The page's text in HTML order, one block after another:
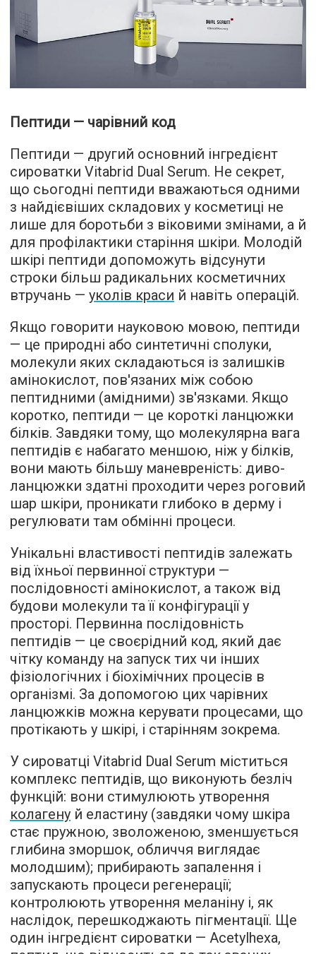
Пептиди — чарівний код
Пептиди — другий основний інгредієнт
сироватки Vitabrid Dual Serum. Не секрет,
що сьогодні пептиди вважаються одними
з найдієвіших складових у косметиці не
лише для боротьби з віковими змінами, а й
для профілактики старіння шкіри. Молодій
шкірі пептиди допоможуть відсунути
строки більш радикальних косметичних
втручань — уколів краси й навіть операцій.
Якщо говорити науковою мовою, пептиди
— це природні або синтетичні сполуки,
молекули яких складаються із залишків
амінокислот, пов'язаних між собою
пептидними (амідними) зв'язками. Якщо
коротко, пептиди — це короткі ланцюжки
білків. Завдяки тому, що молекулярна вага
пептидів є набагато меншою, ніж у білків,
вони мають більшу маневреність: диво-
ланцюжки здатні проходити через роговий
шар шкіри, проникати глибоко в дерму і
регулювати там обмінні процеси.
Унікальні властивості пептидів залежать
від їхньої первинної структури —
послідовності амінокислот, а також від
будови молекули та її конфігурації у
просторі. Первинна послідовність
пептидів — це своєрідний код, який дає
чітку команду на запуск тих чи інших
фізіологічних і біохімічних процесів в
організмі. За допомогою цих чарівних
ланцюжків можна керувати процесами, що
протікають у шкірі, і старінням зокрема.
У сироватці Vitabrid Dual Serum міститься
комплекс пептидів, що виконують безліч
функцій: вони стимулюють утворення
колагену й еластину (завдяки чому шкіра
стає пружною, зволоженою, зменшується
глибина зморшок, обличчя виглядає
молодшим); прибирають запалення і
запускають процеси регенерації;
контролюють утворення меланіну і, як
наслідок, перешкоджають пігментації. Ще
один інгредієнт сироватки — Acetylhexa,